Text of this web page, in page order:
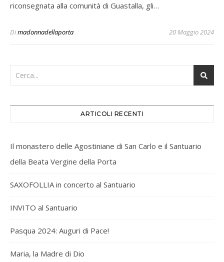
riconsegnata alla comunità di Guastalla, gli…
Dimadonnadellaporta 20 Maggio 2024
ARTICOLI RECENTI
Il monastero delle Agostiniane di San Carlo e il Santuario
della Beata Vergine della Porta
SAXOFOLLIA in concerto al Santuario
INVITO al Santuario
Pasqua 2024: Auguri di Pace!
Maria, la Madre di Dio